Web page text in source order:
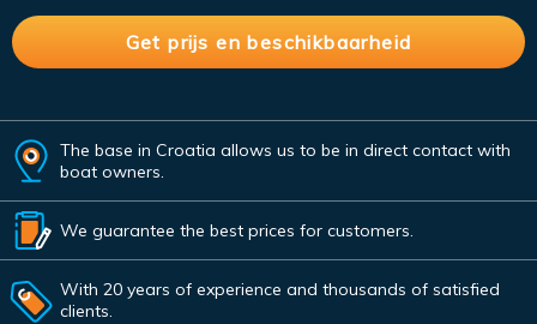
The base in Croatia allows us to be in direct contact with
boat owners.
We guarantee the best prices for customers.
With 20 years of experience and thousands of satisfied
clients.